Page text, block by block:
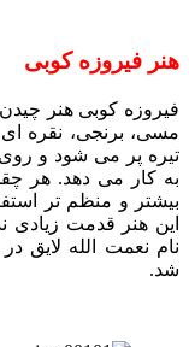
هنر فیروزه کوبی
فیروزه کوبی هنر
مسی، برنجی، نقره
تیره پر می شود و
به کار می دهد. هر
بیشتر و منظم تر
نام نعمت الله لایق
شد.